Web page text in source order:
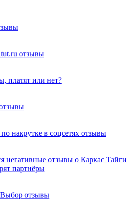
отзывы
платят или нет?
накрутке в соцсетях отзывы
негативные отзывы о Каркас Тайги
партнёры
отзывы